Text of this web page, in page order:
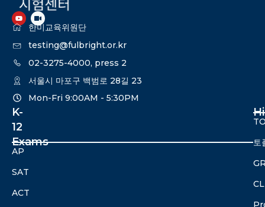
한미교육위원단
testing@fulbright.or.kr
02-3275-4000, press 2
서울시 마포구 백범로 28길 23
Mon-Fri 9:00AM - 5:30PM​
K-
12
Exams
AP
SAT
ACT
토